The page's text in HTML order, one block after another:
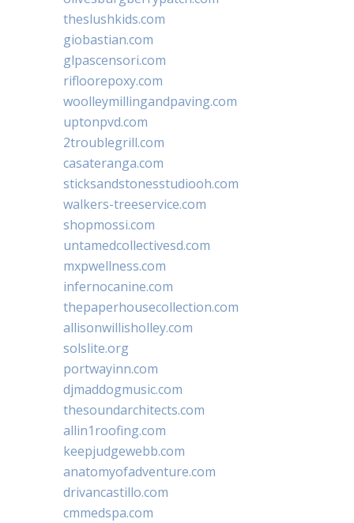
theslushkids.com
giobastian.com
glpascensori.com
rifloorepoxy.com
woolleymillingandpaving.com
uptonpvd.com
2troublegrill.com
casateranga.com
sticksandstonesstudiooh.com
walkers-treeservice.com
shopmossi.com
untamedcollectivesd.com
mxpwellness.com
infernocanine.com
thepaperhousecollection.com
allisonwillisholley.com
solslite.org
portwayinn.com
djmaddogmusic.com
thesoundarchitects.com
allin1roofing.com
keepjudgewebb.com
anatomyofadventure.com
drivancastillo.com
cmmedspa.com